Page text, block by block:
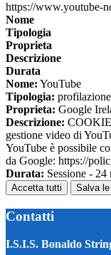
https://www.youtube-
Nome
Tipologia
Proprieta
Descrizione
Durata
Nome: YouTube
Tipologia: profilazione
Proprieta: Google
Descrizione:
gestione video di
YouTube è possibile
da Google: https://
Durata: Sessione - 24
Accetta tutti Salva
Contatti
I.S.I.S. Bonaldo